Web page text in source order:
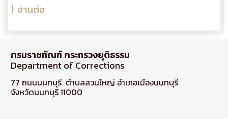
อ่านต่อ
กรมราชทัณฑ์ กระทรวงยุติธรรม
Department of Corrections
77 ถนนนนทบุรี ตำบลสวนใหญ่ อำเภอเมืองนนทบุรี
จังหวัดนนทบุรี 11000